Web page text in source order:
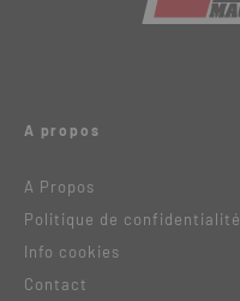
A propos
A Propos
Politique de confidentialité
Info cookies
Contact